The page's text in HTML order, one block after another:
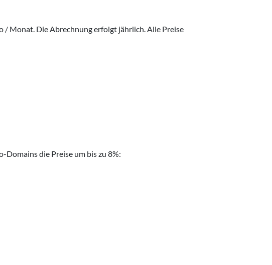
/ Monat. Die Abrechnung erfolgt jährlich. Alle Preise
Domains die Preise um bis zu 8%: